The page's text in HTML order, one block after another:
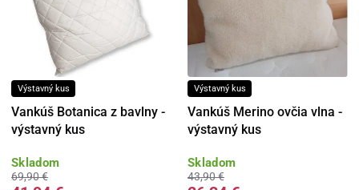
Výstavný kus
Vankúš Botanica z bavlny -
výstavný kus
Skladom
69,90 €
Výstavný kus
Vankúš Merino ovčia vlna -
výstavný kus
Skladom
43,90 €